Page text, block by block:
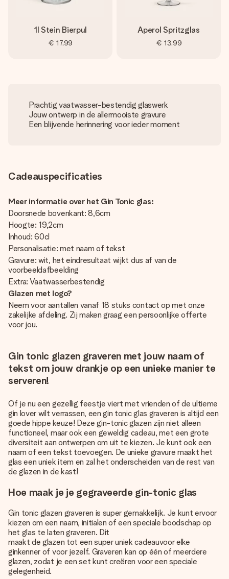
1l Stein Bierpul
€ 17,99
Aperol Spritzglas
€ 13,99
Prachtig vaatwasser-bestendig glaswerk
Jouw ontwerp in de allermooiste gravure
Een blijvende herinnering voor ieder moment
Cadeauspecificaties
Meer informatie over het Gin Tonic glas:
Doorsnede bovenkant: 8,6cm
Hoogte: 19,2cm
Inhoud: 60cl
Personalisatie: met naam of tekst
Gravure: wit, het eindresultaat wijkt dus af van de
voorbeeldafbeelding
Extra: Vaatwasserbestendig
Glazen met logo?
Neem voor aantallen vanaf 18 stuks contact op met onze
zakelijke afdeling. Zij maken graag een persoonlijke offerte
voor jou.
Gin tonic glazen graveren met jouw naam of
tekst om jouw drankje op een unieke manier te
serveren!
Of je nu een gezellig feestje viert met vrienden of de ultieme
gin lover wilt verrassen, een gin tonic glas graveren is altijd een
goede hippe keuze! Deze gin-tonic glazen zijn niet alleen
functioneel, maar ook een geweldig cadeau, met een grote
diversiteit aan ontwerpen om uit te kiezen. Je kunt ook een
naam of een tekst toevoegen. De unieke gravure maakt het
glas een uniek item en zal het onderscheiden van de rest van
de glazen in de kast!
Hoe maak je je gegraveerde gin-tonic glas
Gin tonic glazen graveren is super gemakkelijk. Je kunt ervoor
kiezen om een naam, initialen of een speciale boodschap op
het glas te laten graveren. Dit
maakt de glazen tot een super uniek cadeauvoor elke
ginkenner of voor jezelf. Graveren kan op één of meerdere
glazen, zodat je een set kunt creëren voor een speciale
gelegenheid.